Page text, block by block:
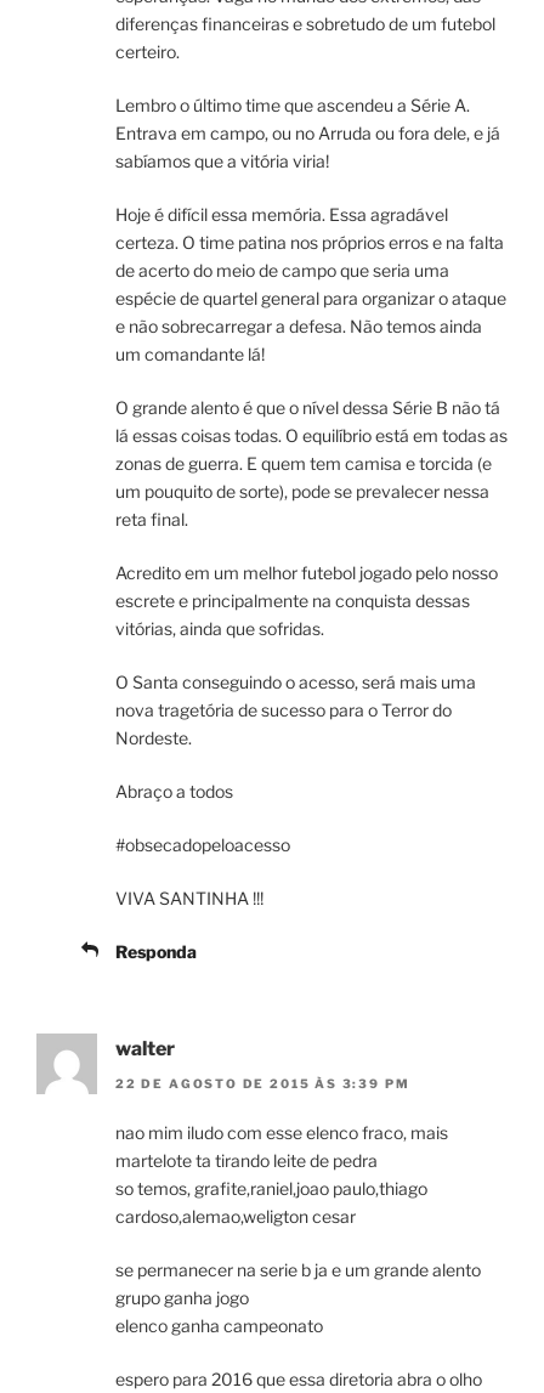
diferenças financeiras e sobretudo de um futebol
certeiro.
Lembro o último time que ascendeu a Série A.
Entrava em campo, ou no Arruda ou fora dele, e já
sabíamos que a vitória viria!
Hoje é difícil essa memória. Essa agradável
certeza. O time patina nos próprios erros e na falta
de acerto do meio de campo que seria uma
espécie de quartel general para organizar o ataque
e não sobrecarregar a defesa. Não temos ainda
um comandante lá!
O grande alento é que o nível dessa Série B não tá
lá essas coisas todas. O equilíbrio está em todas as
zonas de guerra. E quem tem camisa e torcida (e
um pouquito de sorte), pode se prevalecer nessa
reta final.
Acredito em um melhor futebol jogado pelo nosso
escrete e principalmente na conquista dessas
vitórias, ainda que sofridas.
O Santa conseguindo o acesso, será mais uma
nova tragetória de sucesso para o Terror do
Nordeste.
Abraço a todos
#obsecadopeloacesso
VIVA SANTINHA !!!
Responda
walter
22 DE AGOSTO DE 2015 ÀS 3:39 PM
nao mim iludo com esse elenco fraco, mais
martelote ta tirando leite de pedra
so temos, grafite,raniel,joao paulo,thiago
cardoso,alemao,weligton cesar
se permanecer na serie b ja e um grande alento
grupo ganha jogo
elenco ganha campeonato
espero para 2016 que essa diretoria abra o olho